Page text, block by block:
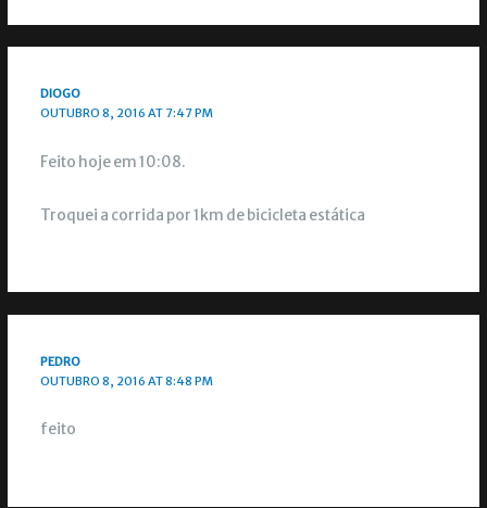
DIOGO
OUTUBRO 8, 2016 AT 7:47 PM
Feito hoje em 10:08.
Troquei a corrida por 1km de bicicleta estática
PEDRO
OUTUBRO 8, 2016 AT 8:48 PM
feito